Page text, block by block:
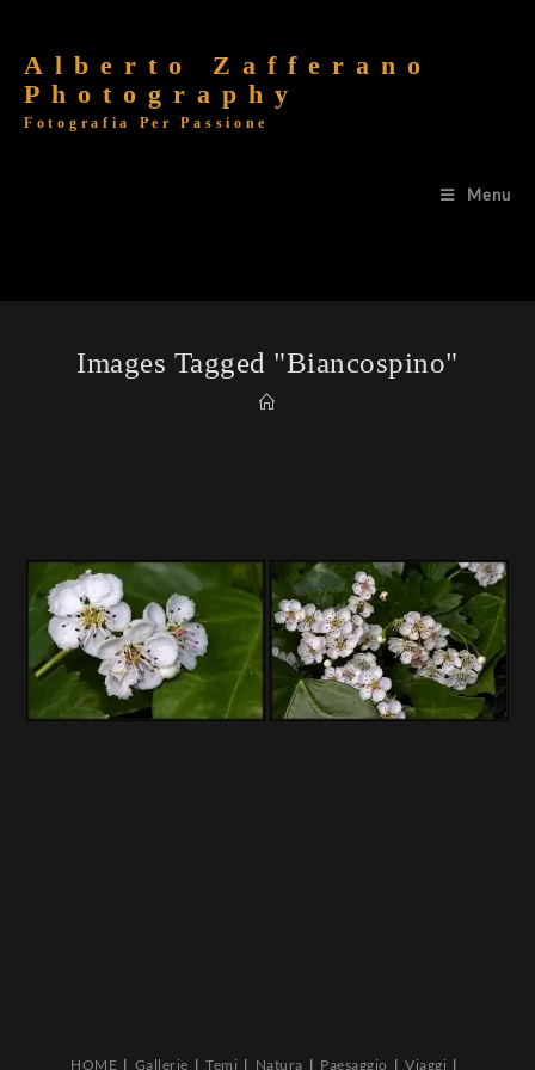
Alberto Zafferano
Photography
Fotografia Per Passione
Menu
Images Tagged "biancospino"
HOME Gallerie Temi Natura Paesaggio Viaggi